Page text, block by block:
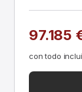
97.185
con todo